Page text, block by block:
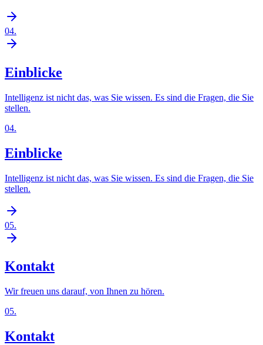
04.
Einblicke
Intelligenz ist nicht das, was Sie wissen. Es sind die Fragen, die Sie
stellen.
04.
Einblicke
Intelligenz ist nicht das, was Sie wissen. Es sind die Fragen, die Sie
stellen.
05.
Kontakt
Wir freuen uns darauf, von Ihnen zu hören.
05.
Kontakt